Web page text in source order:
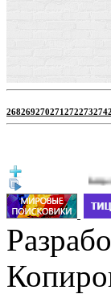
268269270271272273274
http://